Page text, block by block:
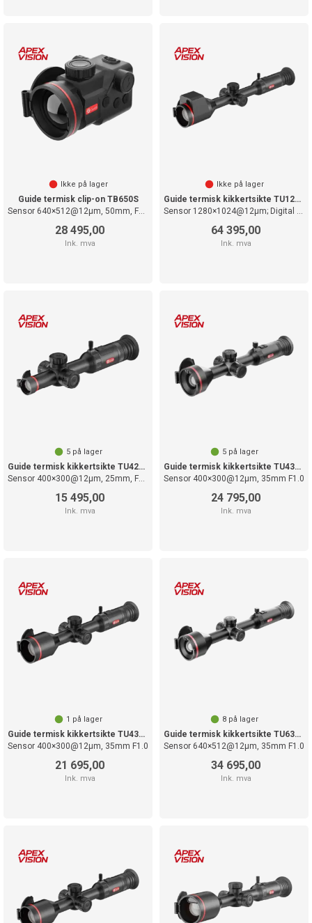
Ikke på lager
Guide termisk clip-on TB650S
Sensor 640×512@12µm, 50mm, F1.0
28 495,00
Ink. mva
Ikke på lager
Guide termisk kikkertsikte TU1260MS
Sensor 1280×1024@12µm; Digital 1920x1080
64 395,00
Ink. mva
5 på lager
Guide termisk kikkertsikte TU425S
Sensor 400×300@12µm, 25mm, F1.0
15 495,00
Ink. mva
5 på lager
Guide termisk kikkertsikte TU435LS
Sensor 400×300@12µm, 35mm F1.0
24 795,00
Ink. mva
1 på lager
Guide termisk kikkertsikte TU435S
Sensor 400×300@12µm, 35mm F1.0
21 695,00
Ink. mva
8 på lager
Guide termisk kikkertsikte TU635LS
Sensor 640×512@12µm, 35mm F1.0
34 695,00
Ink. mva